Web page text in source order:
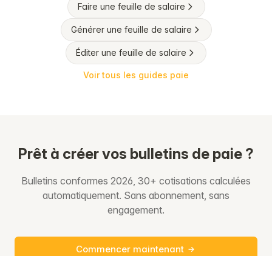
Faire une feuille de salaire
Générer une feuille de salaire
Éditer une feuille de salaire
Voir tous les guides paie
Prêt à créer vos bulletins de paie ?
Bulletins conformes 2026, 30+ cotisations calculées
automatiquement. Sans abonnement, sans
engagement.
Commencer maintenant